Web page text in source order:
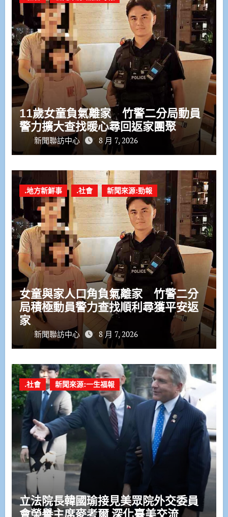
11歲女童負氣離家 竹警二分局動員
警力擴大查找暖心尋回返家團聚
新聞聯訪中心 8 月 7, 2026
.地方新鮮事 .社會 新聞來源:勁報
女童與家人口角負氣離家 竹警二分
局積極動員警力查找順利尋獲平安返
家
新聞聯訪中心 8 月 7, 2026
.社會 新聞來源:一生福報
立法院長韓國瑜接見美眾院外交委員
會榮譽主席麥考爾 深化臺美交流